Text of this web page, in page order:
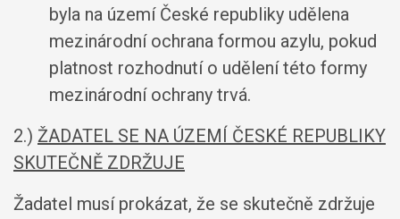
byla na území České republiky udělena
mezinárodní ochrana formou azylu, pokud
platnost rozhodnutí o udělení této formy
mezinárodní ochrany trvá.
2.) ŽADATEL SE NA ÚZEMÍ ČESKÉ REPUBLIKY
SKUTEČNĚ ZDRŽUJE
Žadatel musí prokázat, že se skutečně zdržuje